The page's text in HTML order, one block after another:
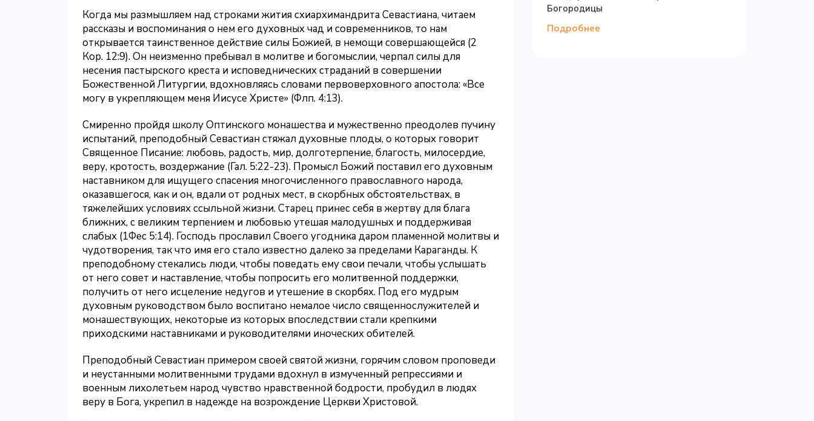
Когда мы размышляем над строками жития схиархимандрита Севастиана, читаем
рассказы и воспоминания о нем его духовных чад и современников, то нам
открывается таинственное действие силы Божией, в немощи совершающейся (2
Кор. 12:9). Он неизменно пребывал в молитве и богомыслии, черпал силы для
несения пастырского креста и исповеднических страданий в совершении
Божественной Литургии, вдохновляясь словами первоверховного апостола: «Все
могу в укрепляющем меня Иисусе Христе» (Флп. 4:13).
Смиренно пройдя школу Оптинского монашества и мужественно преодолев пучину
испытаний, преподобный Севастиан стяжал духовные плоды, о которых говорит
Священное Писание: любовь, радость, мир, долготерпение, благость, милосердие,
веру, кротость, воздержание (Гал. 5:22-23). Промысл Божий поставил его духовным
наставником для ищущего спасения многочисленного православного народа,
оказавшегося, как и он, вдали от родных мест, в скорбных обстоятельствах, в
тяжелейших условиях ссыльной жизни. Старец принес себя в жертву для блага
ближних, с великим терпением и любовью утешая малодушных и поддерживая
слабых (1Фес 5:14). Господь прославил Своего угодника даром пламенной молитвы и
чудотворения, так что имя его стало известно далеко за пределами Караганды. К
преподобному стекались люди, чтобы поведать ему свои печали, чтобы услышать
от него совет и наставление, чтобы попросить его молитвенной поддержки,
получить от него исцеление недугов и утешение в скорбях. Под его мудрым
духовным руководством было воспитано немалое число священнослужителей и
монашествующих, некоторые из которых впоследствии стали крепкими
приходскими наставниками и руководителями иноческих обителей.
Преподобный Севастиан примером своей святой жизни, горячим словом проповеди
и неустанными молитвенными трудами вдохнул в измученный репрессиями и
военным лихолетьем народ чувство нравственной бодрости, пробудил в людях
веру в Бога, укрепил в надежде на возрождение Церкви Христовой.
Богородицы
Подробнее